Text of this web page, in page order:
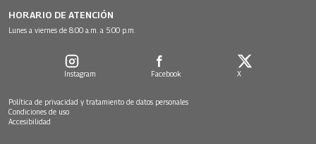
HORARIO DE ATENCIÓN
Lunes a viernes de 8:00 a.m. a 5:00 p.m.
Instagram Facebook X
Política de privacidad y tratamiento de datos personales
Condiciones de uso
Accesibilidad